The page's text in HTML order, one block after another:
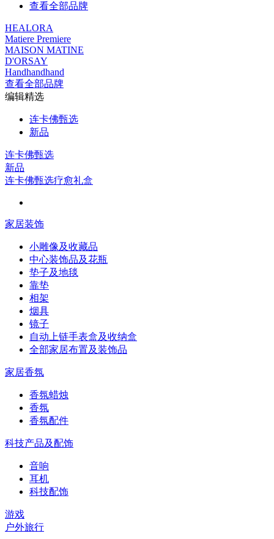
查看全部品牌
HEALORA
Matiere Premiere
MAISON MATINE
D'ORSAY
Handhandhand
查看全部品牌
编辑精选
连卡佛甄选
新品
连卡佛甄选
新品
连卡佛甄选疗愈礼盒
家居装饰
小雕像及收藏品
中心装饰品及花瓶
垫子及地毯
靠垫
相架
烟具
镜子
自动上链手表盒及收纳盒
全部家居布置及装饰品
家居香氛
香氛蜡烛
香氛
香氛配件
科技产品及配饰
音响
耳机
科技配饰
游戏
户外旅行